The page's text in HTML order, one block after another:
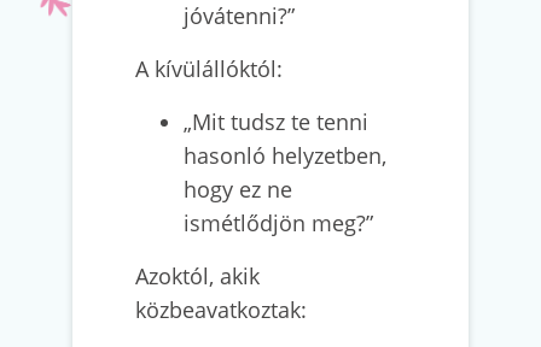
jóvátenni?”
A kívülállóktól:
„Mit tudsz te tenni
hasonló helyzetben,
hogy ez ne
ismétlődjön meg?”
Azoktól, akik
közbeavatkoztak: